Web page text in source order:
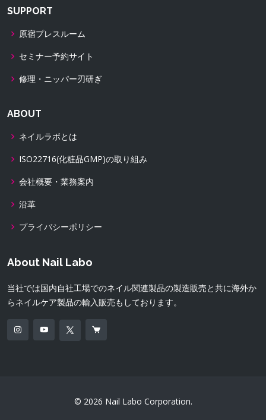
SUPPORT
原宿プレスルーム
セミナー予約サイト
修理・ニッパー刃研ぎ
ABOUT
ネイルラボとは
ISO22716(化粧品GMP)の取り組み
会社概要・業務案内
沿革
プライバシーポリシー
About Nail Labo
当社では国内自社工場でのネイル関連製品の製造販売と共に海外か
らネイルケア製品の輸入販売もしております。
© 2026 Nail Labo Corporation.